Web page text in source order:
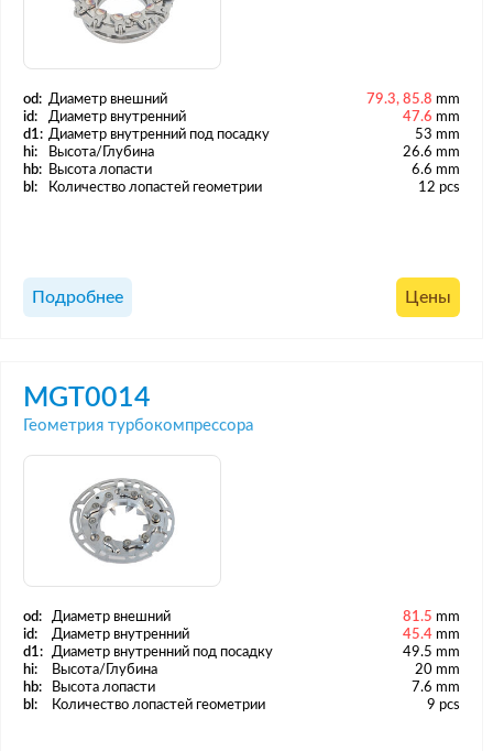
od: Диаметр внешний 79.3, 85.8 mm
id:
Диаметр внутренний 47.6 mm
d1: Диаметр внутренний под посадку
53 mm
hi:
Высота/Глубина
26.6 mm
hb:
Высота лопасти
6.6 mm
bl:
Количество лопастей геометрии 12 pcs
Подробнее Цены
MGT0014
Геометрия турбокомпрессора
od: Диаметр внешний 81.5 mm
id:
Диаметр внутренний 45.4 mm
d1:
Диаметр внутренний под посадку
49.5 mm
hi:
Высота/Глубина
20 mm
hb:
Высота лопасти
7.6 mm
bl:
Количество лопастей геометрии 9 pcs